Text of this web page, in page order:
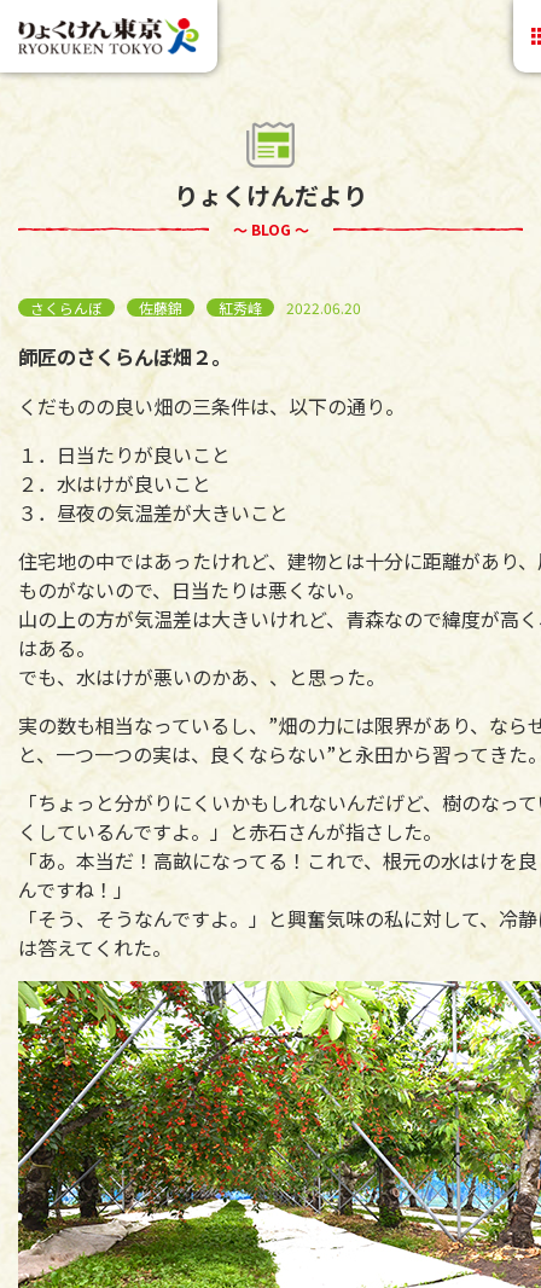
りょくけんだより
～ BLOG ～
さくらんぼ 佐藤錦 紅秀峰 2022.06.20
師匠のさくらんぼ畑２。
くだものの良い畑の三条件は、以下の通り。
１．日当たりが良いこと
２．水はけが良いこと
３．昼夜の気温差が大きいこと
住宅地の中ではあったけれど、建物とは十分に距離があり
ものがないので、日当たりは悪くない。
山の上の方が気温差は大きいけれど、青森なので緯度が高
はある。
でも、水はけが悪いのかあ、、と思った。
実の数も相当なっているし、”畑の力には限界があり、なら
と、一つ一つの実は、良くならない”と永田から習ってきた
「ちょっと分がりにくいかもしれないんだげど、樹のなっ
くしているんですよ。」と赤石さんが指さした。
「あ。本当だ！高畝になってる！これで、根元の水はけを
んですね！」
「そう、そうなんですよ。」と興奮気味の私に対して、冷
は答えてくれた。